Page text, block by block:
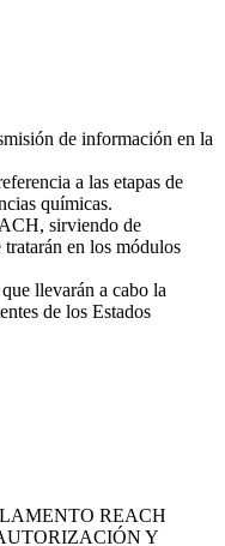
de información en la
a las etapas de
químicas.
sirviendo de
en los módulos
llevarán a cabo la
de los Estados
REACH
Y